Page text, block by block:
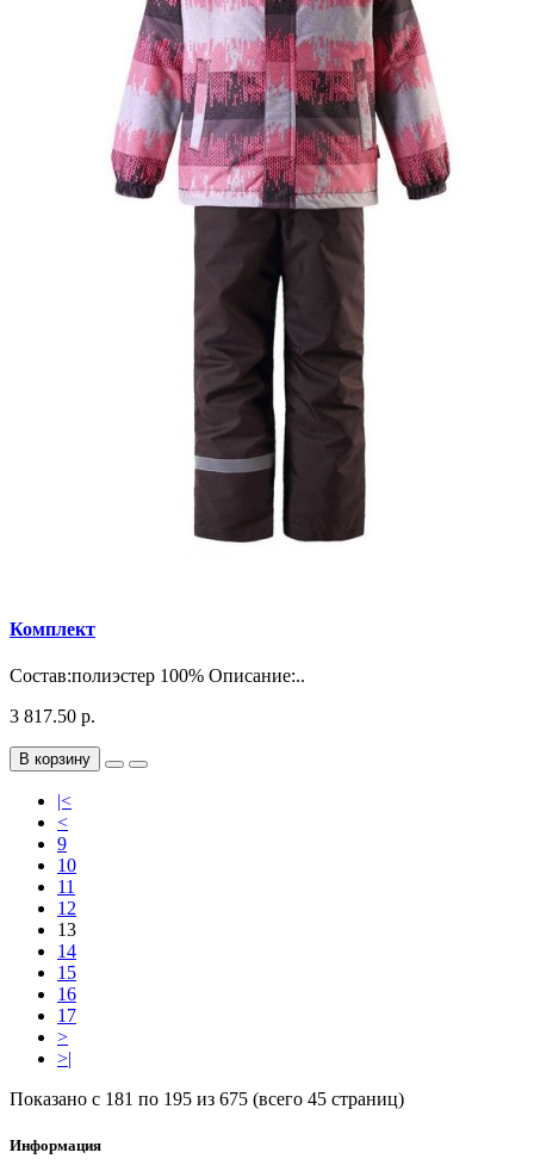
Комплект
Состав:полиэстер 100% Описание:..
3 817.50 р.
В корзину
|<
<
9
10
11
12
13
14
15
16
17
>
>|
Показано с 181 по 195 из 675 (всего 45 страниц)
Информация